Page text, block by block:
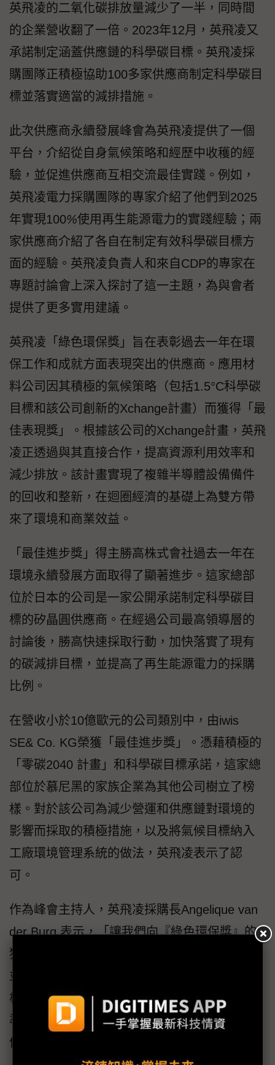
英飛凌的二氧化碳排放量減少了一半，同時間
的企業營收翻了一倍。2023年12月，英飛凌又
承諾制定涵蓋供應鏈的科學碳目標。英飛凌採
購團隊正積極協助100多家供應商制定科學碳目
標並落實適當的減排措施。
此次供應商永續發展峰會為英飛凌提供了一個
平台，介紹從自身氣候策略和經歷中收穫的經
驗，並促進供應商互相交流最佳實踐。例如，
英飛凌電力採購團隊的專家介紹了他們到2025
年實現100%使用再生能源電力的實踐經驗；兩
家供應商介紹了各自在制定有效科學碳目標方
面的經驗。英飛凌負責人和來自CDP的專家在
專題討論會上深入探討了這一主題，為與會者
提供了更多實用建議。
英飛凌「綠色環保獎」旨在表彰過去一年在環
保工作和成就方面表現突出的供應商。應用材
料公司因其積極的氣候策略（包括1.5°C科學碳
目標和該公司創新的Xchange計畫）而獲得「最
佳表現獎」。根據該公司的Xchange計畫，英飛
凌正透過與其直接合作，提高資源利用效率和
減少排放。該計畫實現了複雜半導體設備備件
的回收和整新，在迴圈經濟的基礎上為雙方帶
來了環境和商業效益。
「最佳進步獎」得主勝高株式會社過去一年在
環境永續發展方面取得了顯著進步。這家總部
位於日本的公司是一家公開承諾制定科學碳目
標的矽晶圓供應商。在經過公司最高領導層的
討論後，勝高快速採取行動，加快落實了現有
的碳減排目標，並提高了再生能源電力的採購
比例。
在營收小於10億歐元的公司類別中，由iwis
SE& Co. KG榮獲「最佳進步獎」。憑藉積極的
「零碳2040 計畫」和科學碳目標承諾，這家總
部位於慕尼黑的家族企業為其他公司樹立了榜
樣。對於該公司為減少營運和供應鏈對環境的
影響而採取的積極措施，以及將氣候目標納入
工廠環境管理系統的做法，英飛凌表示了認
可。
作為峰會主持人，英飛凌採購長Angelique van
der Burg 表示，「讓我們向『綠色環保獎』的
獲獎者—應用材料公司、勝高和iwis表示祝賀，
並學習他們在環境永續性和績效方面的擔當。
相信他們的表現將激勵我們所有供應商提高標
準，並以他們為榜樣。從現在起，讓我們將最
佳實踐變成標準實踐。」